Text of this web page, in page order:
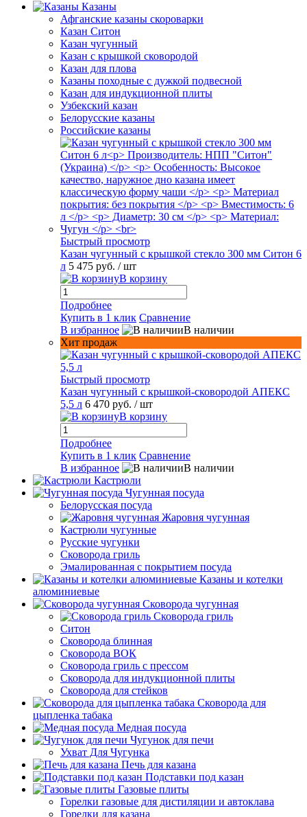
Казаны
Афганские казаны скороварки
Казан Ситон
Казан чугунный
Казан с крышкой сковородой
Казан для плова
Казаны походные с дужкой подвесной
Казан для индукционной плиты
Узбекский казан
Белорусские казаны
Российские казаны
Быстрый просмотр
Казан чугунный с крышкой стекло 300 мм Ситон 6
л 5 475 руб. / шт
В корзину
Подробнее
Купить в 1 клик Сравнение
В избранное
В наличии
Хит продаж
Быстрый просмотр
Казан чугунный с крышкой-сковородой АПЕКС
5,5 л 6 470 руб. / шт
В корзину
Подробнее
Купить в 1 клик Сравнение
В избранное
В наличии
Кастрюли
Чугунная посуда
Белорусская посуда
Жаровня чугунная
Кастрюли чугунные
Русские чугунки
Сковорода гриль
Эмалированная с покрытием посуда
Казаны и котелки
алюминиевые
Сковорода чугунная
Сковорода гриль
Ситон
Сковорода блинная
Сковорода ВОК
Сковорода гриль с прессом
Сковорода для индукционной плиты
Сковорода для стейков
Сковорода для
цыпленка табака
Медная посуда
Чугунок для печи
Ухват Для Чугунка
Печь для казана
Подставки под казан
Газовые плиты
Горелки газовые для дистиляции и автоклава
Горелки для казана